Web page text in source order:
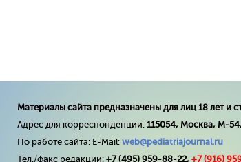
Материалы сайта предназначены для лиц 18 лет и
Адрес для корреспонденции: 115054, Москва, М-
По работе сайта: E-Mail: web@pediatriajournal.ru
Тел./факс редакции: +7 (495) 959-88-22, +7 (916)